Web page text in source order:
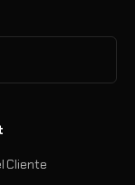
Cliente